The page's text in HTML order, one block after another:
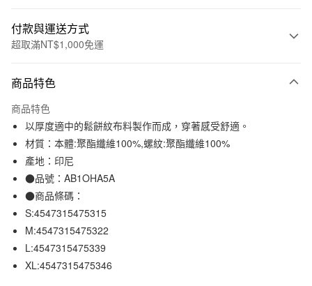
付款與運送方式
超取滿NT$1,000免運
信用卡一次付款
信用卡分期付款
3 期 0 利率 每期NT$210
合作金庫商業銀行
華南商業銀行
上海商業儲蓄銀行
臺灣中小企業銀行
匯豐（台灣）商業銀行
聯邦商業銀行
元大商業銀行
超商取貨付款
LINE Pay
Apple Pay
街口支付
悠遊付
商品特色
商品特色
以厚度適中的鬆餅紋布料製作而成，穿著感受舒適。
材質：本體:聚酯纖維100%,螺紋:聚酯纖維100%
產地：印尼
●品號：AB1OHA5A
●商品條碼：
S:4547315475315
M:4547315475322
L:4547315475339
XL:4547315475346